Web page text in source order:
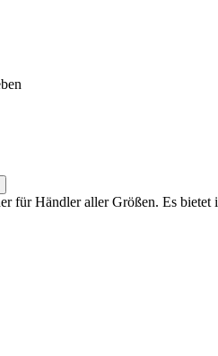
für Händler aller Größen. Es